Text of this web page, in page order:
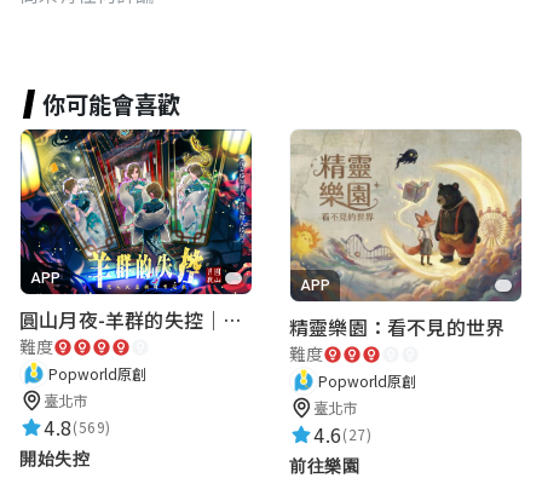
你可能會喜歡
APP
圓山月夜-羊群的失控｜圓山飯店 ARG實境解謎遊戲
難度
Popworld原創
臺北市
4.8(569)
開始失控
APP
精靈樂園：看不見的世界
難度
Popworld原創
臺北市
4.6(27)
前往樂園